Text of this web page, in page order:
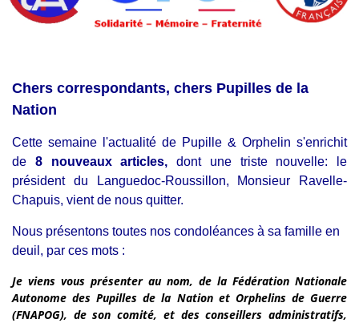
Chers correspondants, chers Pupilles de la
Nation
Cette semaine l'actualité de Pupille & Orphelin s'enrichit
de 8 nouveaux articles, dont une triste nouvelle:
le
président du Languedoc-Roussillon, Monsieur Ravelle-
Chapuis, vient de nous quitter.
Nous présentons toutes nos condoléances à sa famille en
deuil, par ces mots :
Je viens vous présenter au nom, de la Fédération Nationale
Autonome des Pupilles de la Nation et Orphelins de Guerre
(FNAPOG), de son comité, et des conseillers administratifs,